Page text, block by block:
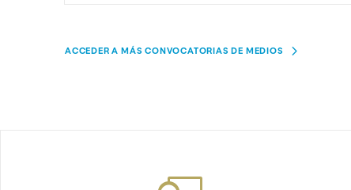
ACCEDER A MÁS CONVOCATORIAS DE MEDIOS